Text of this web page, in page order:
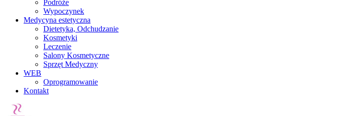
Podróże
Wypoczynek
Medycyna estetyczna
Dietetyka, Odchudzanie
Kosmetyki
Leczenie
Salony Kosmetyczne
Sprzęt Medyczny
WEB
Oprogramowanie
Kontakt